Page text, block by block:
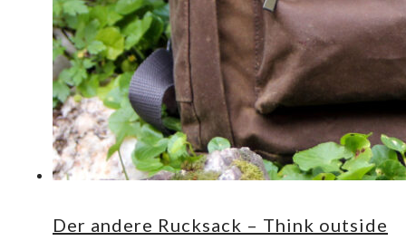
Der andere Rucksack – Think outside